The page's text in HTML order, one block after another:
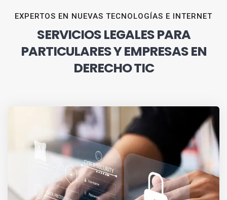
EXPERTOS EN NUEVAS TECNOLOGÍAS E INTERNET
SERVICIOS LEGALES PARA
PARTICULARES Y EMPRESAS EN
DERECHO TIC